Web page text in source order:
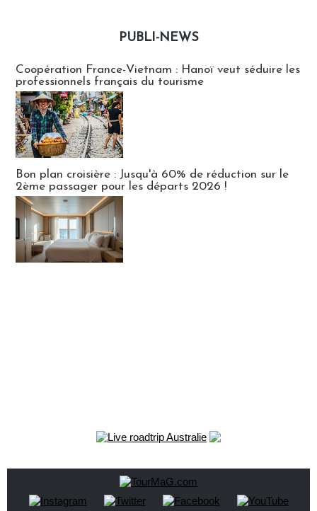
PUBLI-NEWS
Coopération France-Vietnam : Hanoï veut séduire les
professionnels français du tourisme
Bon plan croisière : Jusqu'à 60% de réduction sur le
2ème passager pour les départs 2026 !